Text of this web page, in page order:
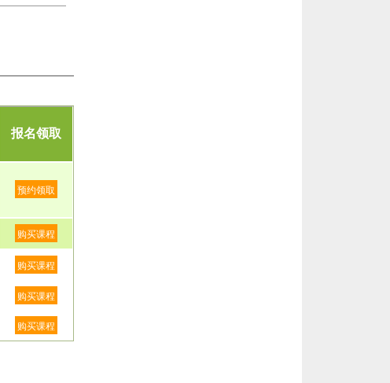
报名领取
预约领取
购买课程
购买课程
购买课程
购买课程